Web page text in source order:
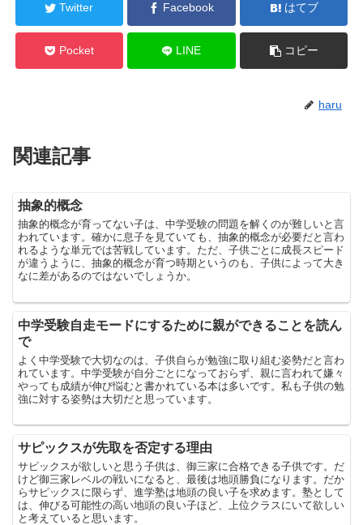
Twitter Facebook はてブ
Pocket LINE コピー
haru
関連記事
抽象的概念
抽象的概念が育ってない子は、中学受験の問題を解くのが難しいと言
われています。確かに息子を見ていても、抽象的概念が必要だと言わ
れるような単元では苦戦しています。ただ、子供ごとに成長スピード
が違うように、抽象的概念が育つ時期というのも、子供によって大き
なに差があるのではないでしょうか。
中学受験自走モードにするために親ができることを読ん
で
よく中学受験で大切なのは、子供自らが勉強に取り組む姿勢だと言わ
れています。中学受験が自分ごとになっておらず、親に言われて嫌々
やっても成績が伸び悩むと書かれている本は多いです。私も子供の勉
強に対する姿勢は大切だと思っています。
サピックスが先取を否定する理由
サピックスが欲しいと思う子供は、御三家に合格できる子供です。だ
けど御三家レベルの戦いになると、最後は地頭勝負になります。だか
らサピックスに限らず、進学塾は地頭の良い子を求めます。塾として
は、伸びる可能性の高い地頭の良い子ほど、上位クラスにいて欲しい
と考えていると思います。